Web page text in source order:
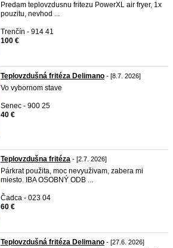
Predam teplovzdusnu fritezu PowerXL air fryer, 1x
pouzitu, nevhod ...
Trenčín - 914 41
100 €
Teplovzdušná fritéza Delimano - [8.7. 2026]
Vo vybornom stave
Senec - 900 25
40 €
Teplovzdušna fritéza - [2.7. 2026]
Párkrat použita, moc nevyuživam, zabera mi
miesto. IBA OSOBNÝ ODB ...
Čadca - 023 04
60 €
Teplovzdušná fritéza Delimano - [27.6. 2026]